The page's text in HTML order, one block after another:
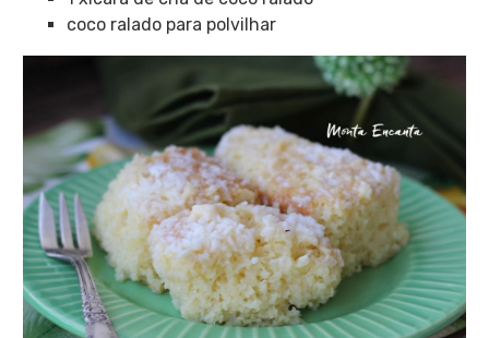
coco ralado para polvilhar